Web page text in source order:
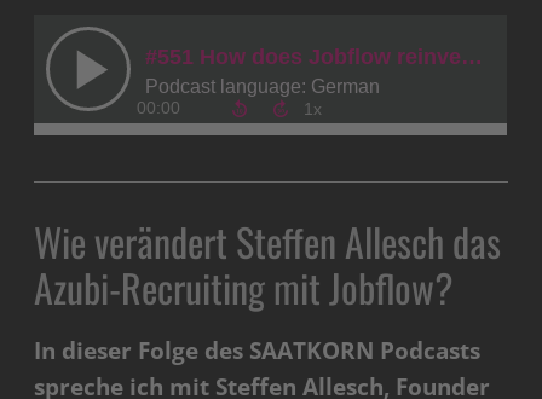
Wie verändert Steffen Allesch das
Azubi-Recruiting mit Jobflow?
In dieser Folge des SAATKORN Podcasts
spreche ich mit Steffen Allesch, Founder